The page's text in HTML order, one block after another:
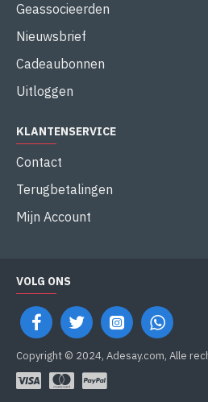
Geassocieerden
Nieuwsbrief
Cadeaubonnen
Uitloggen
KLANTENSERVICE
Contact
Terugbetalingen
Mijn Account
VOLG ONS
Copyright © 2024, Adesay.com, Alle